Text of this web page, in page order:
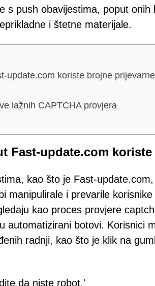
s push obavijestima, poput
i štetne materijale.
update.com koriste brojne prijevarne
lažnih CAPTCHA provjera
Fast-update.com
kao što je Fast-
manipulirale i prevarile
kao proces provjere
automatizirani botovi. Korisnici
radnji, kao što je klik na
da niste robot.'